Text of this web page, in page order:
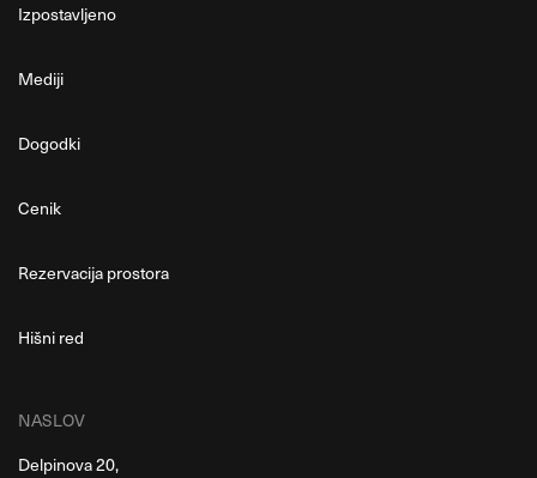
Izpostavljeno
Mediji
Dogodki
Cenik
Rezervacija prostora
Hišni red
NASLOV
Delpinova 20,